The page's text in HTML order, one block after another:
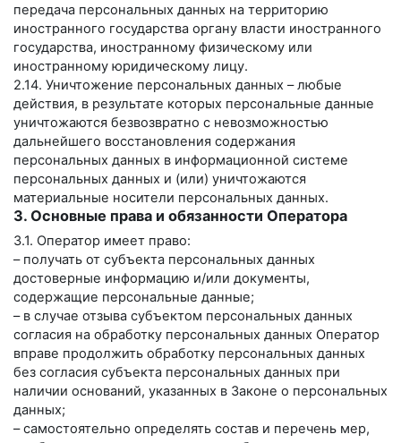
передача персональных данных на территорию
иностранного государства органу власти иностранного
государства, иностранному физическому или
иностранному юридическому лицу.
2.14. Уничтожение персональных данных – любые
действия, в результате которых персональные данные
уничтожаются безвозвратно с невозможностью
дальнейшего восстановления содержания
персональных данных в информационной системе
персональных данных и (или) уничтожаются
материальные носители персональных данных.
3. Основные права и обязанности Оператора
3.1. Оператор имеет право:
– получать от субъекта персональных данных
достоверные информацию и/или документы,
содержащие персональные данные;
– в случае отзыва субъектом персональных данных
согласия на обработку персональных данных Оператор
вправе продолжить обработку персональных данных
без согласия субъекта персональных данных при
наличии оснований, указанных в Законе о персональных
данных;
– самостоятельно определять состав и перечень мер,